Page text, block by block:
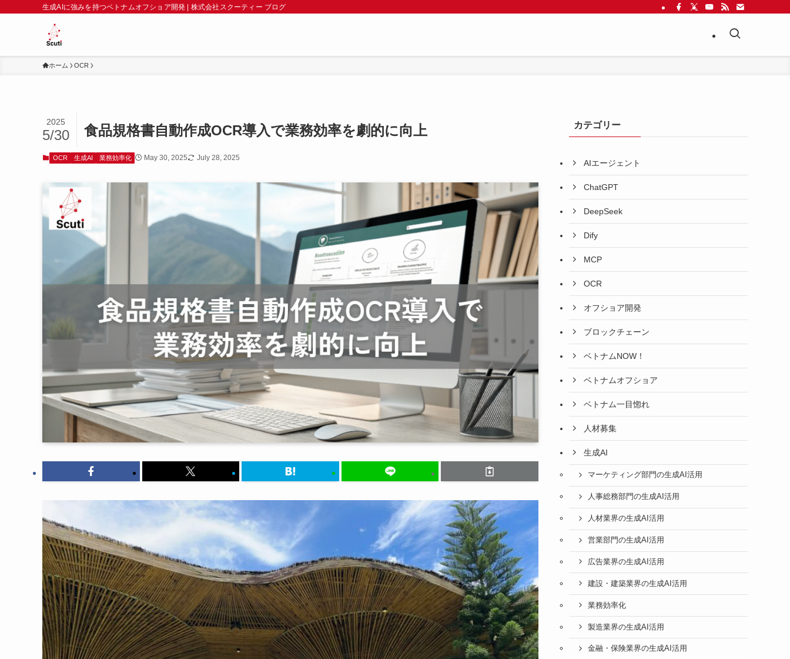
生成AIに強みを持つベトナムオフショア開発 | 株式会社スクーティー ブログ
ホーム OCR
食品規格書自動作成OCR導入で業務効率を劇的に向上
2025
5/30
OCR 生成AI 業務効率化 May 30, 2025 July 28, 2025
カテゴリー
AIエージェント
ChatGPT
DeepSeek
Dify
MCP
OCR
オフショア開発
ブロックチェーン
ベトナムNOW！
ベトナムオフショア
ベトナム一目惚れ
人材募集
生成AI
マーケティング部門の生成AI活用
人事総務部門の生成AI活用
人材業界の生成AI活用
営業部門の生成AI活用
広告業界の生成AI活用
建設・建築業界の生成AI活用
業務効率化
製造業界の生成AI活用
金融・保険業界の生成AI活用